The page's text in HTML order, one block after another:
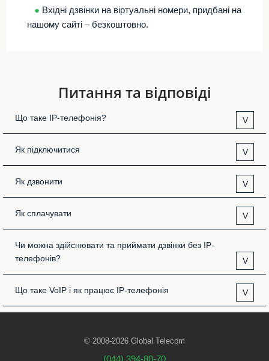
● Вхідні дзвінки на віртуальні номери, придбані на
нашому сайті – безкоштовно.
Питання та відповіді
Що таке IP-телефонія? V
Як підключитися V
Як дзвонити V
Як сплачувати V
Чи можна здійснювати та приймати дзвінки без IP-
телефонів?
V
Що таке VoIP і як працює IP-телефонія V
© 2008-2026 Global Telecom
(044) 394-80-70